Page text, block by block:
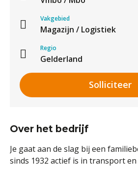
Vakgebied
Magazijn / Logistiek
Regio
Gelderland
Solliciteer
Over het bedrijf
Je gaat aan de slag bij een
sinds 1932 actief is in transport